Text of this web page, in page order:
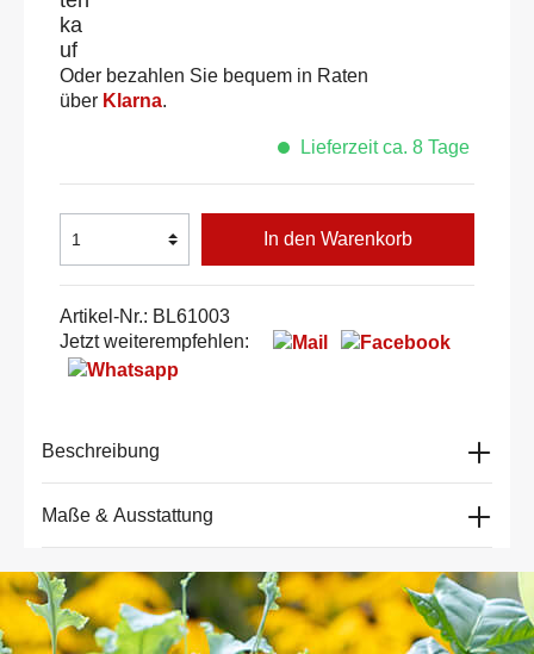
Oder bezahlen Sie bequem in Raten
über Klarna.
Lieferzeit ca. 8 Tage
In den Warenkorb
Artikel-Nr.: BL61003
Jetzt weiterempfehlen:
Beschreibung
Maße & Ausstattung